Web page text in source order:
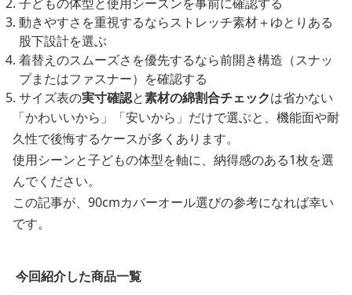
動きやすさを重視するならストレッチ素材＋ゆとりある
股下設計を選ぶ
着替えのスムーズさを優先するなら前開き構造（スナッ
プまたはファスナー）を確認する
サイズ表の実寸確認と素材の綿割合チェックは省かない
「かわいいから」「安いから」だけで選ぶと、機能面や耐
久性で後悔するケースが多くあります。
使用シーンと子どもの体型を軸に、納得感のある1枚を選
んでください。
この記事が、90cmカバーオール選びの参考になれば幸い
です。
今回紹介した商品一覧